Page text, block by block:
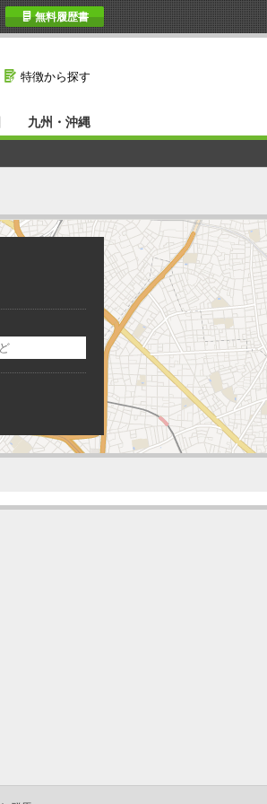
I 無料履歴書
G 特徴から探す
九州・沖縄